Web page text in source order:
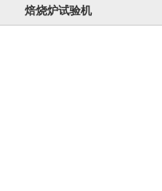
焙烧炉试验机